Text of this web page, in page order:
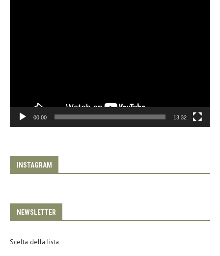
00:00 13:32
INSTAGRAM
NEWSLETTER
Scelta della lista